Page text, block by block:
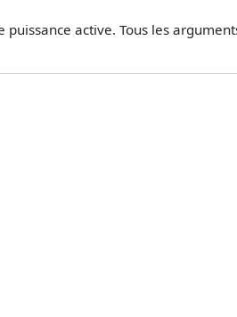
active. Tous les